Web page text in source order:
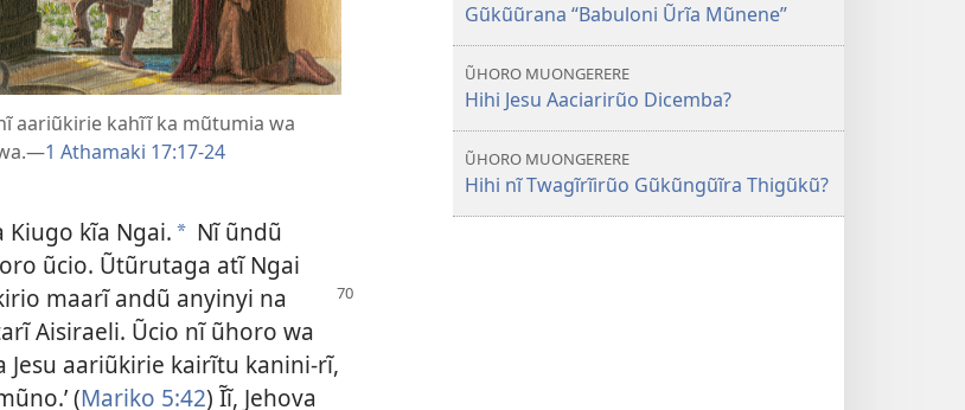
aariũkirie kahĩĩ ka mũtumia wa
—1 Athamaki 17:17-24
kĩa Ngai. * Nĩ ũndũ
ũcio. Ũtũrutaga atĩ Ngai
maarĩ andũ anyinyi na
Aisiraeli. Ũcio nĩ ũhoro wa
aariũkirie kairĩtu kanini-rĩ,
(Mariko 5:42) Ĩĩ, Jehova
Gũkũũrana “Babuloni Ũrĩa Mũnene”
ŨHORO MUONGERERE
Hihi Jesu Aaciarirũo Dicemba?
ŨHORO MUONGERERE
Hihi nĩ Twagĩrĩirũo Gũkũngũĩra Thigũkũ?